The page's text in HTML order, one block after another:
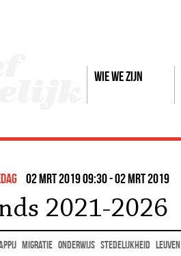
Wie we zijn
02 mrt 2019 09:30 - 02 mrt 2019
2021-2026
migratie onderwijs stedelijkheid Leuven